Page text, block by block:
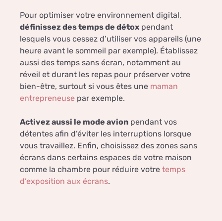
Pour optimiser votre environnement digital,
définissez des temps de détox pendant
lesquels vous cessez d’utiliser vos appareils (une
heure avant le sommeil par exemple). Établissez
aussi des temps sans écran, notamment au
réveil et durant les repas pour préserver votre
bien-être, surtout si vous êtes une maman
entrepreneuse par exemple.
Activez aussi le mode avion pendant vos
détentes afin d’éviter les interruptions lorsque
vous travaillez. Enfin, choisissez des zones sans
écrans dans certains espaces de votre maison
comme la chambre pour réduire votre temps
d’exposition aux écrans.